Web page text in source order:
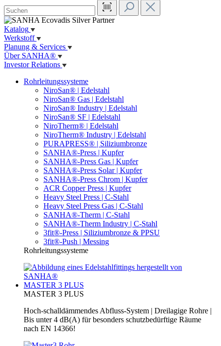
Katalog
Werkstoff
Planung & Services
Über SANHA®
Investor Relations
Rohrleitungssysteme
NiroSan® | Edelstahl
NiroSan® Gas | Edelstahl
NiroSan® Industry | Edelstahl
NiroSan® SF | Edelstahl
NiroTherm® | Edelstahl
NiroTherm® Industry | Edelstahl
PURAPRESS® | Siliziumbronze
SANHA®-Press | Kupfer
SANHA®-Press Gas | Kupfer
SANHA®-Press Solar | Kupfer
SANHA®-Press Chrom | Kupfer
ACR Copper Press | Kupfer
Heavy Steel Press | C-Stahl
Heavy Steel Press Gas | C-Stahl
SANHA®-Therm | C-Stahl
SANHA®-Therm Industry | C-Stahl
3fit®-Press | Siliziumbronze & PPSU
3fit®-Push | Messing
Rohrleitungssysteme
MASTER 3 PLUS
MASTER 3 PLUS
Hoch-schalldämmendes Abfluss-System | Dreilagige Rohre |
Bis unter 4 dB(A) für besonders schutzbedürftige Räume
nach EN 14366!